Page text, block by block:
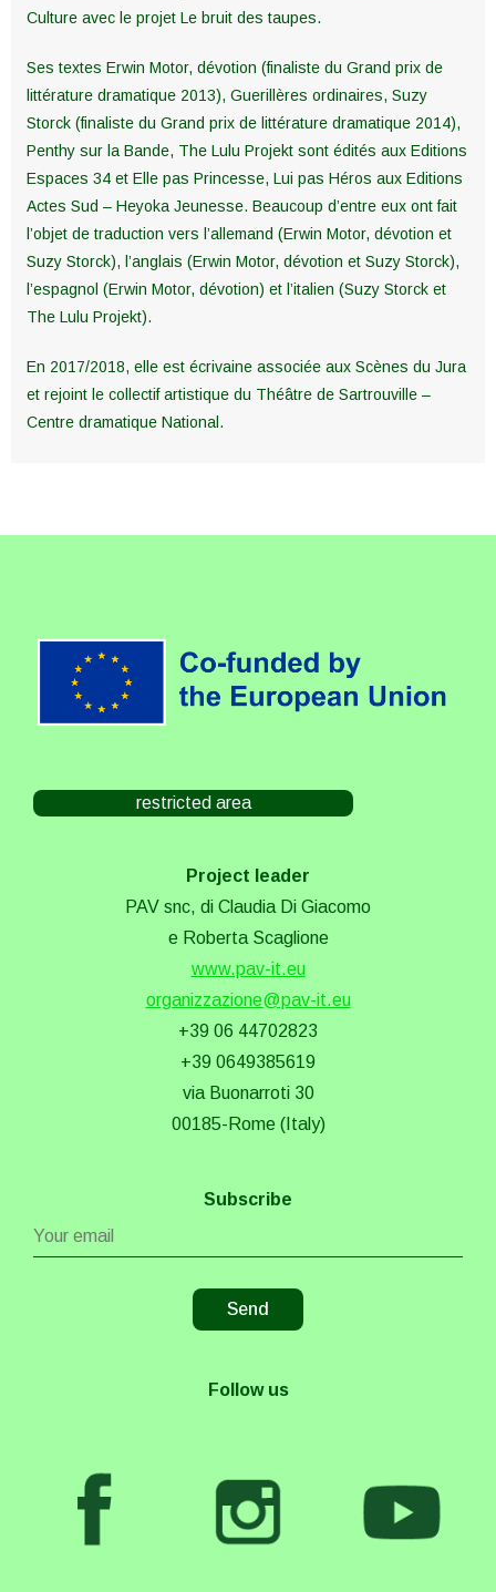
Culture avec le projet Le bruit des taupes.
Ses textes Erwin Motor, dévotion (finaliste du Grand prix de
littérature dramatique 2013), Guerillères ordinaires, Suzy
Storck (finaliste du Grand prix de littérature dramatique 2014),
Penthy sur la Bande, The Lulu Projekt sont édités aux Editions
Espaces 34 et Elle pas Princesse, Lui pas Héros aux Editions
Actes Sud – Heyoka Jeunesse. Beaucoup d’entre eux ont fait
l’objet de traduction vers l’allemand (Erwin Motor, dévotion et
Suzy Storck), l’anglais (Erwin Motor, dévotion et Suzy Storck),
l’espagnol (Erwin Motor, dévotion) et l’italien (Suzy Storck et
The Lulu Projekt).
En 2017/2018, elle est écrivaine associée aux Scènes du Jura
et rejoint le collectif artistique du Théâtre de Sartrouville –
Centre dramatique National.
restricted area
Project leader
PAV snc, di Claudia Di Giacomo
e Roberta Scaglione
www.pav-it.eu
organizzazione@pav-it.eu
+39 06 44702823
+39 0649385619
via Buonarroti 30
00185-Rome (Italy)
Subscribe
Follow us